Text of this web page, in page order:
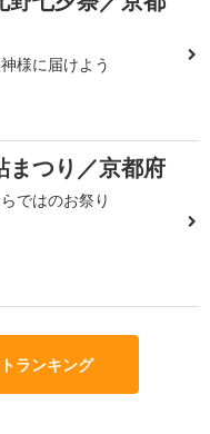
様に届けよう
まつり／京都府
ではのお祭り
ランキング